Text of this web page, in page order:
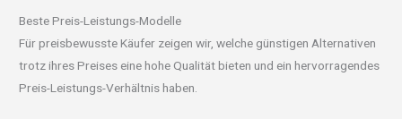
Beste Preis-Leistungs-Modelle
Für preisbewusste Käufer zeigen wir, welche günstigen Alternativen
trotz ihres Preises eine hohe Qualität bieten und ein hervorragendes
Preis-Leistungs-Verhältnis haben.